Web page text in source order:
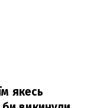
якесь